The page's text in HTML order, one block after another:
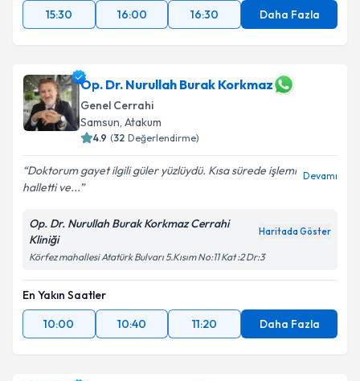
15:30 16:00 16:30 Daha Fazla
Op. Dr. Nurullah Burak Korkmaz
Genel Cerrahi
Samsun, Atakum
4.9 (32 Değerlendirme)
Doktorum gayet ilgili güler yüzlüydü. Kısa sürede işlemi
halletti ve...
Devamı
Op. Dr. Nurullah Burak Korkmaz Cerrahi
Kliniği
Haritada Göster
Körfez mahallesi Atatürk Bulvarı 5.Kısım No:11 Kat :2 Dr:3
En Yakın Saatler
10:00
10:40 11:20 Daha Fazla